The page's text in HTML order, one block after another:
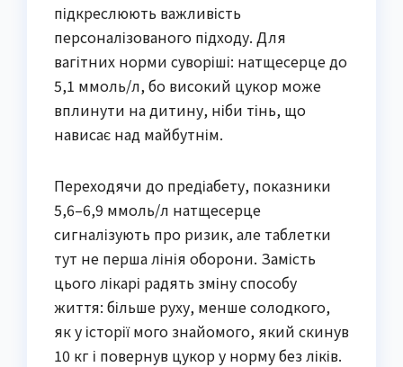
підкреслюють важливість
персоналізованого підходу. Для
вагітних норми суворіші: натщесерце до
5,1 ммоль/л, бо високий цукор може
вплинути на дитину, ніби тінь, що
нависає над майбутнім.
Переходячи до предіабету, показники
5,6–6,9 ммоль/л натщесерце
сигналізують про ризик, але таблетки
тут не перша лінія оборони. Замість
цього лікарі радять зміну способу
життя: більше руху, менше солодкого,
як у історії мого знайомого, який скинув
10 кг і повернув цукор у норму без ліків.